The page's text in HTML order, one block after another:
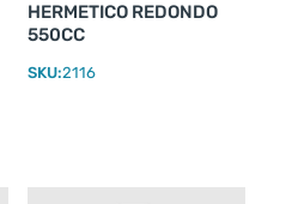
HERMETICO REDONDO
550CC
SKU:2116